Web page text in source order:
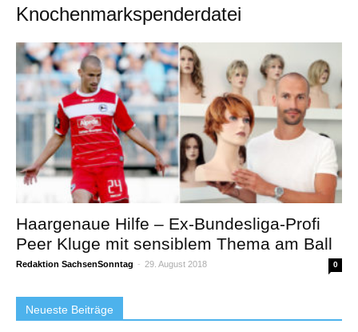
Knochenmarkspenderdatei
Haargenaue Hilfe – Ex-Bundesliga-Profi
Peer Kluge mit sensiblem Thema am Ball
Redaktion SachsenSonntag - 29. August 2018 0
Neueste Beiträge